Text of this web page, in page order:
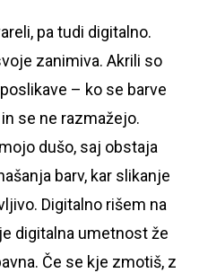
pa tudi digitalno.
zanimiva. Akrili so
– ko se barve
se ne razmažejo.
dušo, saj obstaja
barv, kar slikanje
Digitalno rišem na
digitalna umetnost že
Če se kje zmotiš, z